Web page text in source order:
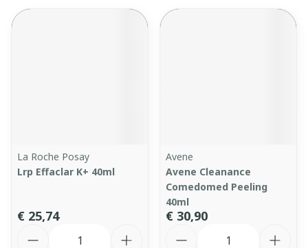
La Roche Posay
Lrp Effaclar K+ 40ml
€ 25,74
Avene
Avene Cleanance
Comedomed Peeling
40ml
€ 30,90